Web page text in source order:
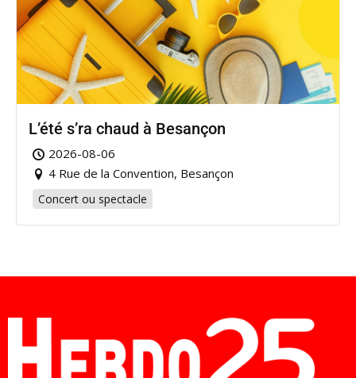
L’été s’ra chaud à Besançon
2026-08-06
4 Rue de la Convention, Besançon
Concert ou spectacle